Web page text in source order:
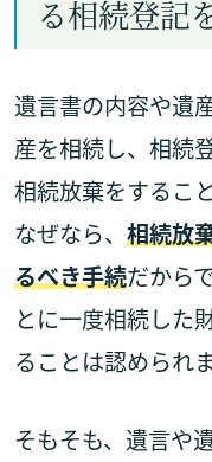
る相続登記
遺言書の内容や遺
産を相続し、相続
相続放棄をするこ
なぜなら、 相続放
るべき手続だから
とに一度相続した
ることは認められ
そもそも、遺言や